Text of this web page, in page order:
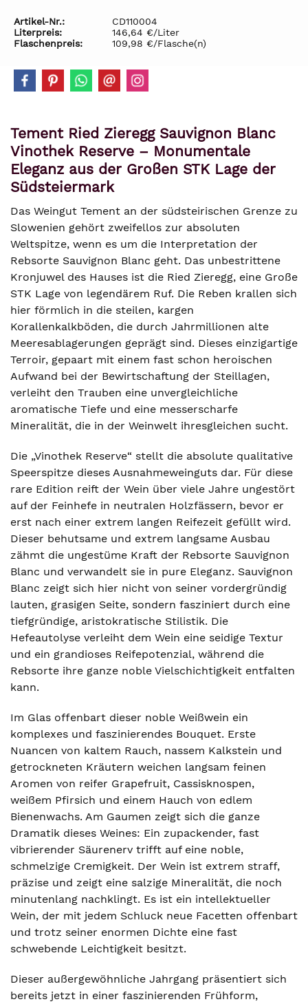
Artikel-Nr.:
CD110004
Literpreis:
146,64 €/Liter
Flaschenpreis:
109,98 €/Flasche(n)
Tement Ried Zieregg Sauvignon Blanc
Vinothek Reserve – Monumentale
Eleganz aus der Großen STK Lage der
Südsteiermark
Das Weingut Tement an der südsteirischen Grenze zu
Slowenien gehört zweifellos zur absoluten
Weltspitze, wenn es um die Interpretation der
Rebsorte Sauvignon Blanc geht. Das unbestrittene
Kronjuwel des Hauses ist die Ried Zieregg, eine Große
STK Lage von legendärem Ruf. Die Reben krallen sich
hier förmlich in die steilen, kargen
Korallenkalkböden, die durch Jahrmillionen alte
Meeresablagerungen geprägt sind. Dieses einzigartige
Terroir, gepaart mit einem fast schon heroischen
Aufwand bei der Bewirtschaftung der Steillagen,
verleiht den Trauben eine unvergleichliche
aromatische Tiefe und eine messerscharfe
Mineralität, die in der Weinwelt ihresgleichen sucht.
Die „Vinothek Reserve“ stellt die absolute qualitative
Speerspitze dieses Ausnahmeweinguts dar. Für diese
rare Edition reift der Wein über viele Jahre ungestört
auf der Feinhefe in neutralen Holzfässern, bevor er
erst nach einer extrem langen Reifezeit gefüllt wird.
Dieser behutsame und extrem langsame Ausbau
zähmt die ungestüme Kraft der Rebsorte Sauvignon
Blanc und verwandelt sie in pure Eleganz. Sauvignon
Blanc zeigt sich hier nicht von seiner vordergründig
lauten, grasigen Seite, sondern fasziniert durch eine
tiefgründige, aristokratische Stilistik. Die
Hefeautolyse verleiht dem Wein eine seidige Textur
und ein grandioses Reifepotenzial, während die
Rebsorte ihre ganze noble Vielschichtigkeit entfalten
kann.
Im Glas offenbart dieser noble Weißwein ein
komplexes und faszinierendes Bouquet. Erste
Nuancen von kaltem Rauch, nassem Kalkstein und
getrockneten Kräutern weichen langsam feinen
Aromen von reifer Grapefruit, Cassisknospen,
weißem Pfirsich und einem Hauch von edlem
Bienenwachs. Am Gaumen zeigt sich die ganze
Dramatik dieses Weines: Ein zupackender, fast
vibrierender Säurenerv trifft auf eine noble,
schmelzige Cremigkeit. Der Wein ist extrem straff,
präzise und zeigt eine salzige Mineralität, die noch
minutenlang nachklingt. Es ist ein intellektueller
Wein, der mit jedem Schluck neue Facetten offenbart
und trotz seiner enormen Dichte eine fast
schwebende Leichtigkeit besitzt.
Dieser außergewöhnliche Jahrgang präsentiert sich
bereits jetzt in einer faszinierenden Frühform,